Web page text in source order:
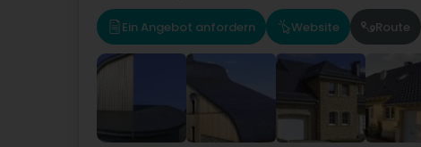
Ein Angebot anfordern Website Route